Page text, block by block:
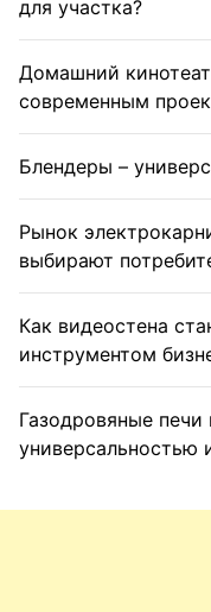
для участка?
Домашний
современным
Блендеры –
Рынок
выбирают
Как видеостена
инструментом
Газодровяные
универсальностью